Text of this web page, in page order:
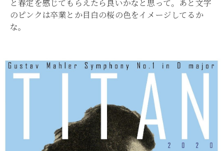
と春定を感じてもらえたら良いかなと思って。あと文字
のピンクは卒業とか目白の桜の色をイメージしてるか
な。